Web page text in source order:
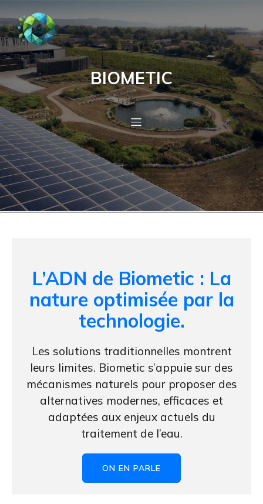
BIOMETIC
L’ADN de Biometic : La
nature optimisée par la
technologie.
Les solutions traditionnelles montrent
leurs limites. Biometic s’appuie sur des
mécanismes naturels pour proposer des
alternatives modernes, efficaces et
adaptées aux enjeux actuels du
traitement de l’eau.
ON EN PARLE